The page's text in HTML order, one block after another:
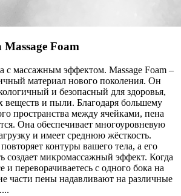
Foam
с массажным эффектом. Massage Foam –
материал нового поколения. Он
и безопасный для здоровья,
веществ и пыли. Благодаря большему
пространства между ячейками, пена
Она обеспечивает многоуровневую
и имеет среднюю жёсткость.
контуры вашего тела, а его
создает микромассажный эффект. Когда
и переворачиваетесь с одного бока на
части пены надавливают на различные
...